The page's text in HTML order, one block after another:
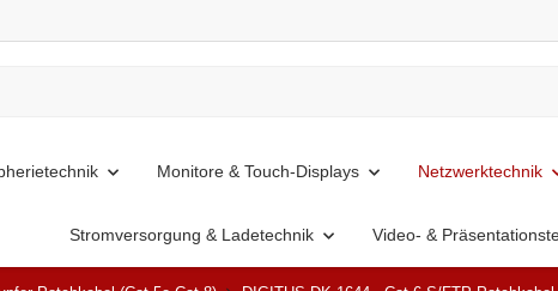
Monitore & Touch-Displays Netzwerktechnik
Stromversorgung & Ladetechnik Video- &